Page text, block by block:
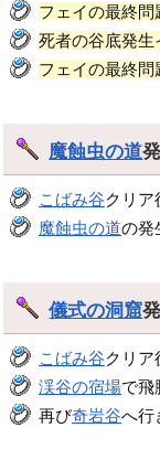
フェイの最終
死者の谷底発生
フェイの最終
魔蝕虫の道
こばみ谷クリア
魔蝕虫の道の発
儀式の洞窟
こばみ谷クリア
渓谷の宿場で飛
再び奇岩谷へ行